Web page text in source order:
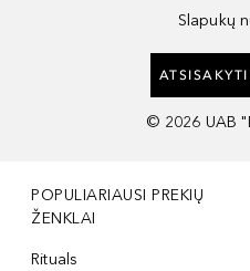
Slapukų
© 2026 UAB
POPULIARIAUSI PREKIŲ
ŽENKLAI
Rituals